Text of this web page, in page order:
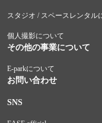
スタジオ / スペースレンタル
個人撮影について
その他の事業について
E-parkについて
お問い合わせ
SNS